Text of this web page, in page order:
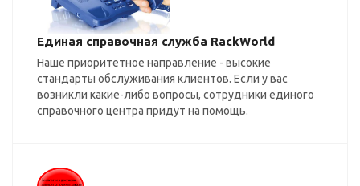
Единая справочная служба RackWorld
Наше приоритетное направление - высокие
стандарты обслуживания клиентов. Если у вас
возникли какие-либо вопросы, сотрудники единого
справочного центра придут на помощь.